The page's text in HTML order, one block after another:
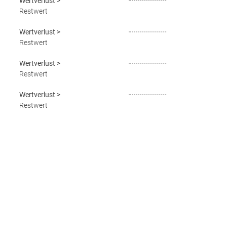
Restwert
Wertverlust >
Restwert
Wertverlust >
Restwert
Wertverlust >
Restwert